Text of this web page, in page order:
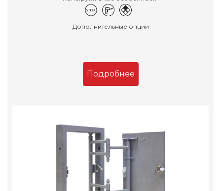
Дополнительные опции
Подробнее